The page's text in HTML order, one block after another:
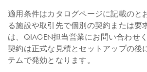
適用条件はカタログページに記載のと
る施設や取引先で個別の契約または要
は、QIAGEN担当営業にお問い合わせ
契約は正式な見積とセットアップの後
テムで発効となります。